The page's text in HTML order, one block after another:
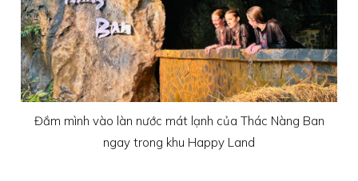
Đắm mình vào làn nước mát lạnh của Thác Nàng Ban
ngay trong khu Happy Land